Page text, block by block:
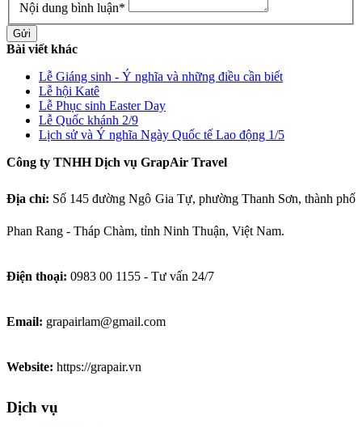
Nội dung bình luận*
Gửi
Bài viết khác
Lễ Giáng sinh - Ý nghĩa và những điều cần biết
Lễ hội Katê
Lễ Phục sinh Easter Day
Lễ Quốc khánh 2/9
Lịch sử và Ý nghĩa Ngày Quốc tế Lao động 1/5
Công ty TNHH Dịch vụ GrapAir Travel
Địa chỉ: Số 145 đường Ngô Gia Tự, phường Thanh Sơn, thành phố
Phan Rang - Tháp Chàm, tỉnh Ninh Thuận, Việt Nam.
Điện thoại: 0983 00 1155 - Tư vấn 24/7
Email: grapairlam@gmail.com
Website: https://grapair.vn
Dịch vụ